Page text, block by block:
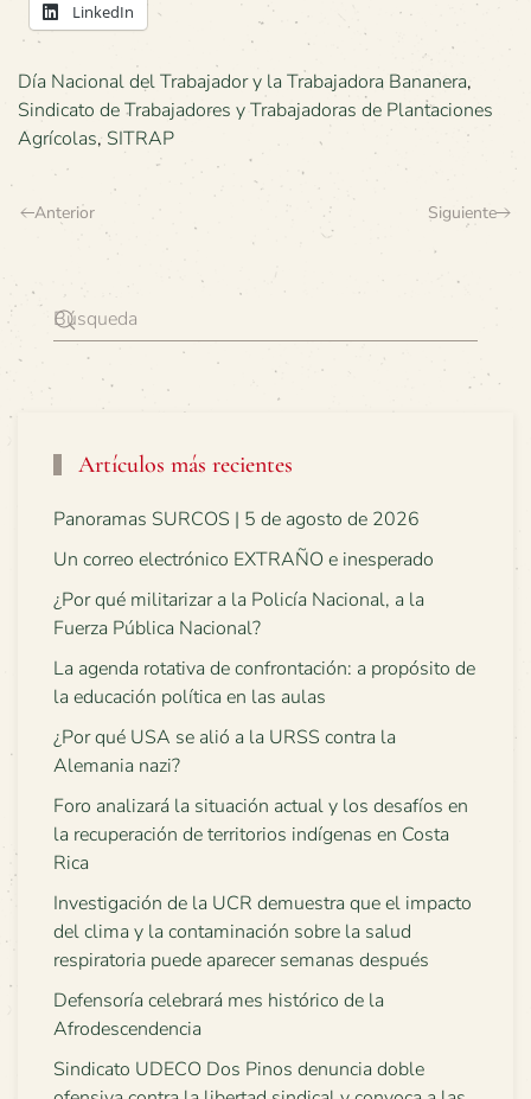
LinkedIn
Día Nacional del Trabajador y la Trabajadora Bananera,
Sindicato de Trabajadores y Trabajadoras de Plantaciones
Agrícolas, SITRAP
Anterior Siguiente
Artículos más recientes
Panoramas SURCOS | 5 de agosto de 2026
Un correo electrónico EXTRAÑO e inesperado
¿Por qué militarizar a la Policía Nacional, a la
Fuerza Pública Nacional?
La agenda rotativa de confrontación: a propósito de
la educación política en las aulas
¿Por qué USA se alió a la URSS contra la
Alemania nazi?
Foro analizará la situación actual y los desafíos en
la recuperación de territorios indígenas en Costa
Rica
Investigación de la UCR demuestra que el impacto
del clima y la contaminación sobre la salud
respiratoria puede aparecer semanas después
Defensoría celebrará mes histórico de la
Afrodescendencia
Sindicato UDECO Dos Pinos denuncia doble